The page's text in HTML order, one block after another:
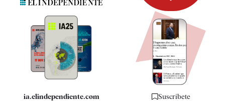
Quiénes somos
Especificaciones
ia.elindependiente.com Suscríbete